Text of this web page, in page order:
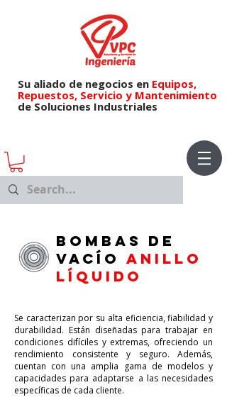
Su aliado de negocios en Equipos,
Repuestos, Servicio y Mantenimiento
de Soluciones Industriales
Bombas DE
VACÍOANILLO
LÍQUIDO
Se caracterizan por su alta eficiencia, fiabilidad y
durabilidad. Están diseñadas para trabajar en
condiciones difíciles y extremas, ofreciendo un
rendimiento consistente y seguro. Además,
cuentan con una amplia gama de modelos y
capacidades para adaptarse a las necesidades
específicas de cada cliente.